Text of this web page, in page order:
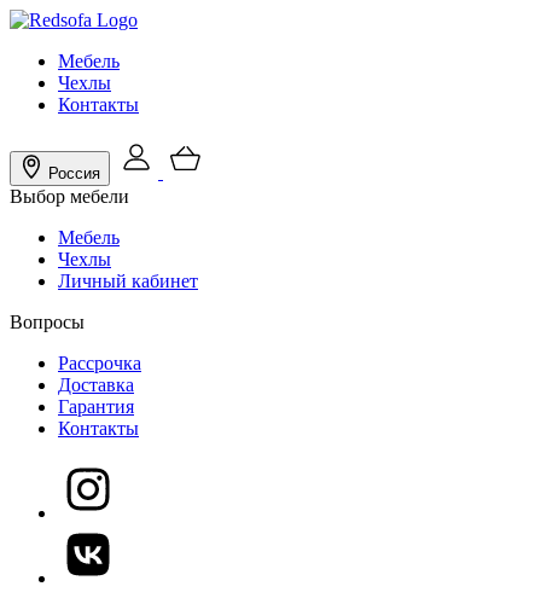
Мебель
Чехлы
Контакты
Россия
Выбор мебели
Мебель
Чехлы
Личный кабинет
Вопросы
Рассрочка
Доставка
Гарантия
Контакты